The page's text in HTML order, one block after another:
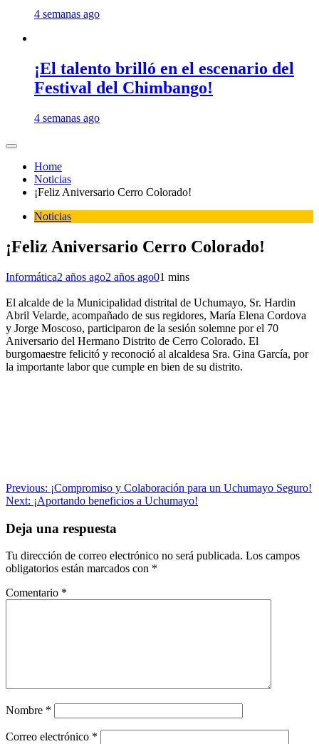
4 semanas ago
¡El talento brilló en el escenario del
Festival del Chimbango!
4 semanas ago
Home
Noticias
¡Feliz Aniversario Cerro Colorado!
Noticias
¡Feliz Aniversario Cerro Colorado!
Informática2 años ago2 años ago01 mins
El alcalde de la Municipalidad distrital de Uchumayo, Sr. Hardin
Abril Velarde, acompañado de sus regidores, María Elena Cordova
y Jorge Moscoso, participaron de la sesión solemne por el 70
Aniversario del Hermano Distrito de Cerro Colorado. El
burgomaestre felicitó y reconoció al alcaldesa Sra. Gina García, por
la importante labor que cumple en bien de su distrito.
Navegación
de
entradas
Previous: ¡Compromiso y Colaboración para un Uchumayo Seguro!
Next: ¡Aportando beneficios a Uchumayo!
Deja una respuesta
Tu dirección de correo electrónico no será publicada. Los campos
obligatorios están marcados con *
Comentario *
Nombre *
Correo electrónico *